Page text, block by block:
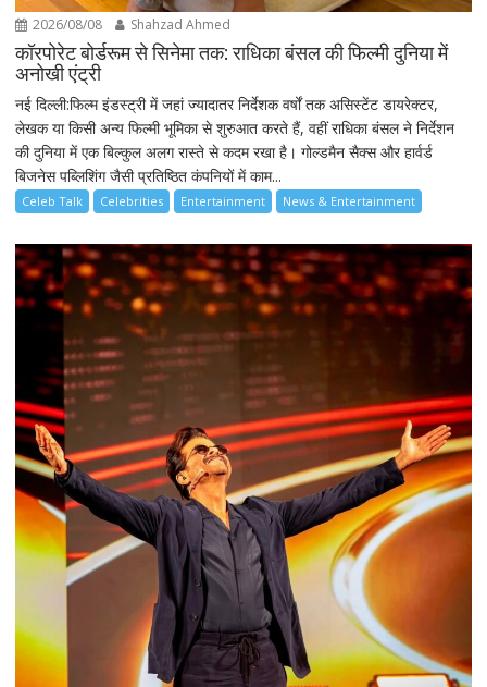
2026/08/08 Shahzad Ahmed
कॉरपोरेट बोर्डरूम से सिनेमा तक: राधिका बंसल की फिल्मी दुनिया में
अनोखी एंट्री
नई दिल्ली:फिल्म इंडस्ट्री में जहां ज्यादातर निर्देशक वर्षों तक असिस्टेंट डायरेक्टर,
लेखक या किसी अन्य फिल्मी भूमिका से शुरुआत करते हैं, वहीं राधिका बंसल ने निर्देशन
की दुनिया में एक बिल्कुल अलग रास्ते से कदम रखा है। गोल्डमैन सैक्स और हार्वर्ड
बिजनेस पब्लिशिंग जैसी प्रतिष्ठित कंपनियों में काम...
Celeb Talk Celebrities Entertainment News & Entertainment